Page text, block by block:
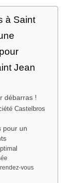
à Saint
Jean
débarras !
Castelbros
pour un
vous